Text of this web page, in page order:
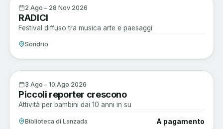
Musica e Spettacoli
2 Ago – 28 Nov 2026
RADICI
Festival diffuso tra musica arte e paesaggi
Sondrio
Musica e Spettacoli
3 Ago – 10 Ago 2026
Piccoli reporter crescono
Attività per bambini dai 10 anni in su
Biblioteca di Lanzada A pagamento